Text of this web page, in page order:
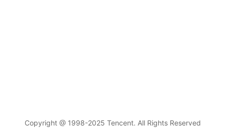
Copyright @ 1998-2025 Tencent. All Rights Reserved